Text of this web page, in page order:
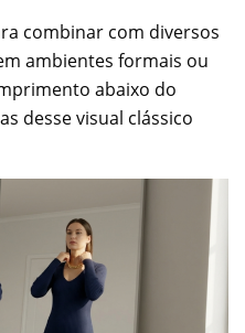
combinar com diversos
ambientes formais ou
abaixo do
desse visual clássico